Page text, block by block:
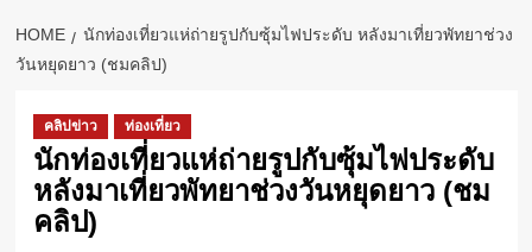
HOME
นักท่องเที่ยวแห่ถ่ายรูปกับซุ้มไฟประดับ หลังมาเที่ยวพัทยาช่วง
วันหยุดยาว (ชมคลิป)
คลิปข่าว ท่องเที่ยว
นักท่องเที่ยวแห่ถ่ายรูปกับซุ้มไฟประดับ
หลังมาเที่ยวพัทยาช่วงวันหยุดยาว (ชม
คลิป)